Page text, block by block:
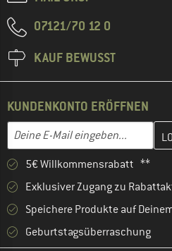
07121/70 12 0
KAUF BEWUSST
KUNDENKONTO ERÖFFNEN
E-Mail-Adresse
Gib hier deine E-Mail-Adresse
5€ Willkommensrabatt **
Exklusiver Zugang zu
Speichere Produkte auf
Geburtstagsüberraschung